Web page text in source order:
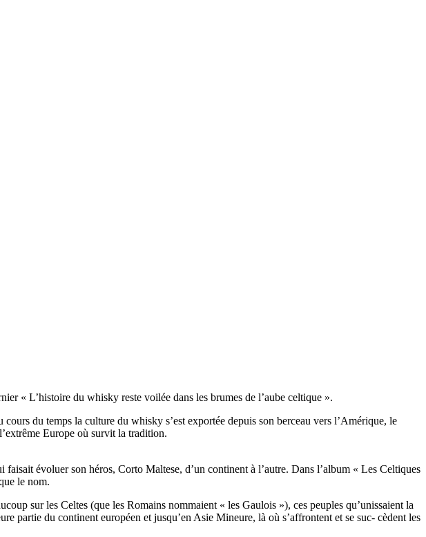
« L’histoire du whisky reste voilée dans les brumes de l’aube celtique ».
du temps la culture du whisky s’est exportée depuis son berceau vers l’Amérique, le
Europe où survit la tradition.
évoluer son héros, Corto Maltese, d’un continent à l’autre. Dans l’album « Les Celtiques
le nom.
sur les Celtes (que les Romains nommaient « les Gaulois »), ces peuples qu’unissaient la
partie du continent européen et jusqu’en Asie Mineure, là où s’affrontent et se suc- cèdent les